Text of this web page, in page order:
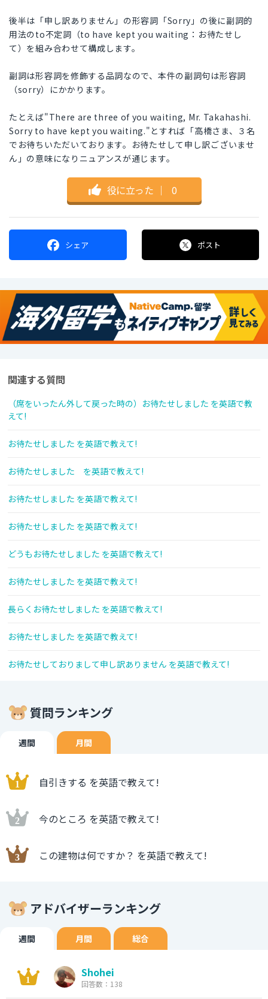
後半は「申し訳ありません」の形容詞「Sorry」の後に副詞的
用法のto不定詞（to have kept you waiting：お待たせし
て）を組み合わせて構成します。
副詞は形容詞を修飾する品詞なので、本件の副詞句は形容詞
（sorry）にかかります。
たとえば"There are three of you waiting, Mr. Takahashi.
Sorry to have kept you waiting."とすれば「高橋さま、３名
でお待ちいただいております。お待たせして申し訳ございませ
ん」の意味になりニュアンスが通じます。
役に立った ｜ 0
シェア ポスト
関連する質問
（席をいったん外して戻った時の）お待たせしました を英語で教
えて!
お待たせしました を英語で教えて!
お待たせしました を英語で教えて!
お待たせしました を英語で教えて!
お待たせしました を英語で教えて!
どうもお待たせしました を英語で教えて!
お待たせしました を英語で教えて!
長らくお待たせしました を英語で教えて!
お待たせしました を英語で教えて!
お待たせしておりまして申し訳ありません を英語で教えて!
質問ランキング
週間 月間
自引きする を英語で教えて!
今のところ を英語で教えて!
この建物は何ですか？ を英語で教えて!
アドバイザーランキング
週間 月間 総合
Shohei
回答数：138